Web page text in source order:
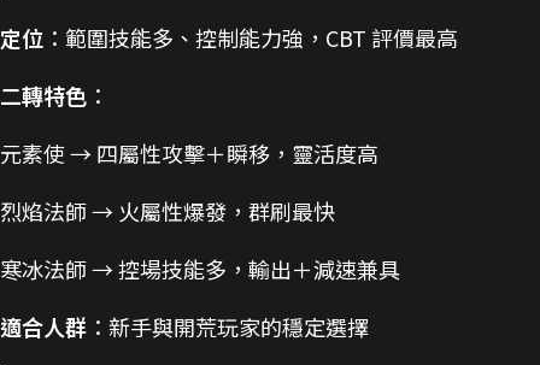
定位 ：範圍技能多、控制能力強，CBT 評價最高
二轉特色 ：
元素使 → 四屬性攻擊＋瞬移，靈活度高
烈焰法師 → 火屬性爆發，群刷最快
寒冰法師 → 控場技能多，輸出＋減速兼具
適合人群 ：新手與開荒玩家的穩定選擇